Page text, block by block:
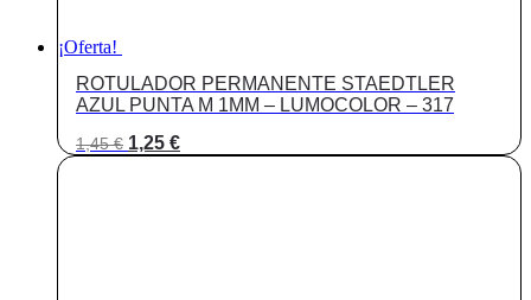
¡Oferta!
ROTULADOR PERMANENTE STAEDTLER
AZUL PUNTA M 1MM – LUMOCOLOR – 317
1,45€ El
precio
1,25 €El
precio